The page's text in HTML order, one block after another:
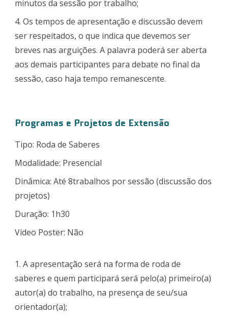
minutos da sessão por trabalho;
4. Os tempos de apresentação e discussão devem
ser respeitados, o que indica que devemos ser
breves nas arguições. A palavra poderá ser aberta
aos demais participantes para debate no final da
sessão, caso haja tempo remanescente.
Programas e Projetos de Extensão
Tipo: Roda de Saberes
Modalidade: Presencial
Dinâmica: Até 8trabalhos por sessão (discussão dos
projetos)
Duração: 1h30
Video Poster: Não
1. A apresentação será na forma de roda de
saberes e quem participará será pelo(a) primeiro(a)
autor(a) do trabalho, na presença de seu/sua
orientador(a);